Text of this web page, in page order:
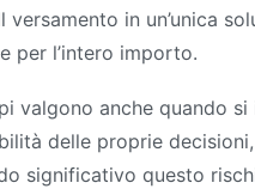
versamento in un’unica
per l’intero importo.
valgono anche quando
delle proprie
significativo questo